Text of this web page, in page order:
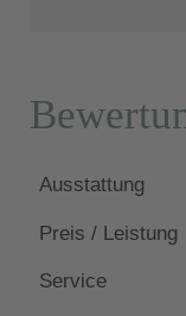
Ausstattung
Preis / Leistung
Service